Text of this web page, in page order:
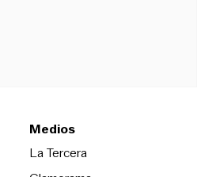
Medios
La TerceraOpens in new